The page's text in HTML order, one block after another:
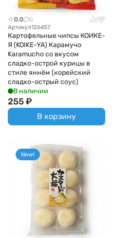
0.0
0
Артикул126457
Картофельные чипсы КОИКЕ-
Я (KOIKE-YA) Карамучо
Karamucho со вкусом
сладко-острой курицы в
стиле яннём (корейский
сладко-острый соус)
В наличии
255₽
В корзину
New!